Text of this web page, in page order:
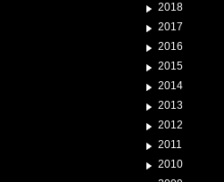
2018
2017
2016
2015
2014
2013
2012
2011
2010